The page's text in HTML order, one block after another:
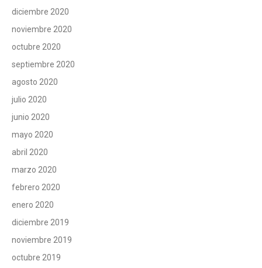
diciembre 2020
noviembre 2020
octubre 2020
septiembre 2020
agosto 2020
julio 2020
junio 2020
mayo 2020
abril 2020
marzo 2020
febrero 2020
enero 2020
diciembre 2019
noviembre 2019
octubre 2019